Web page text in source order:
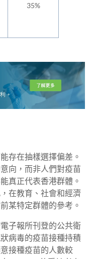
35%
存在抽樣選擇偏差。
向，而非人們對疫苗
真正代表香港群體。
在教育、社會和經濟
某特定群體的參考。
子報所刊登的公共衛
病毒的疫苗接種持積
接種疫苗的人數較